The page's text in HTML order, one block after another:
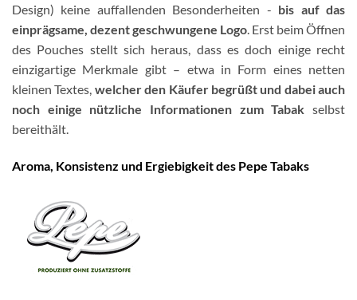
Design) keine auffallenden Besonderheiten - bis auf das
einprägsame, dezent geschwungene Logo. Erst beim Öffnen
des Pouches stellt sich heraus, dass es doch einige recht
einzigartige Merkmale gibt – etwa in Form eines netten
kleinen Textes, welcher den Käufer begrüßt und dabei auch
noch einige nützliche Informationen zum Tabak selbst
bereithält.
Aroma, Konsistenz und Ergiebigkeit des Pepe Tabaks